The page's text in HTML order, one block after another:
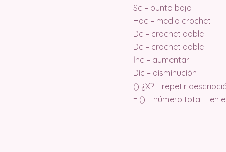
Sc – punto bajo
Hdc – medio crochet
Dc – crochet doble
Dc – crochet doble
İnc – aumentar
Dic – disminución
() ¿X? – repetir
= () – número total – en